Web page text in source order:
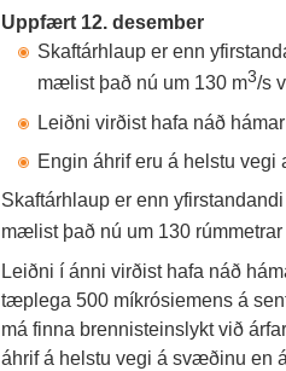
Uppfært 12. desember
Skaftárhlaup er enn
mælist það nú um 130 m3/s
Leiðni virðist hafa náð
Engin áhrif eru á helstu vegi
Skaftárhlaup er enn
mælist það nú um 130
Leiðni í ánni virðist hafa náð
tæplega 500 míkrósiemens á
má finna brennisteinslykt við
áhrif á helstu vegi á svæðinu en